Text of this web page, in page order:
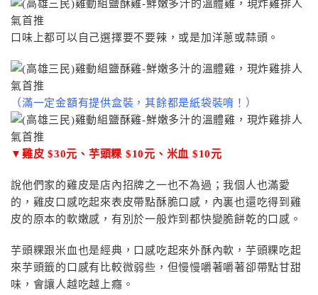
口味上都可以自己選擇要不要辣，或是加洋蔥或蒜頭。
（滿一定金額有提供盒裝，其餘都是紙袋裝唷！）
▼雞皮 $30元、芋頭粿 $10元、米血 $10元
說他們家的雞皮是店內招牌之一也不為過；我個人也滿愛
的，雞皮口感吃起來表皮帶點酥脆口感，內裏也還吃得到雞
皮的原本的軟嫩感，有別於一般炸到都快變脆餅乾的口感。
芋頭粿跟米血也是經典，口感吃起來外酥內軟，芋頭粿吃起
來芋頭籤的口感有比較微弱些，但慢慢嚼著嚼著卻帶點甘甜
味，會讓人越吃越上癮。